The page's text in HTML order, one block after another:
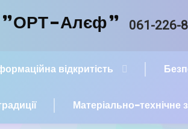
"ОРТ-Алєф" Tel:
061-226-
відкритість
Матеріально-технічне